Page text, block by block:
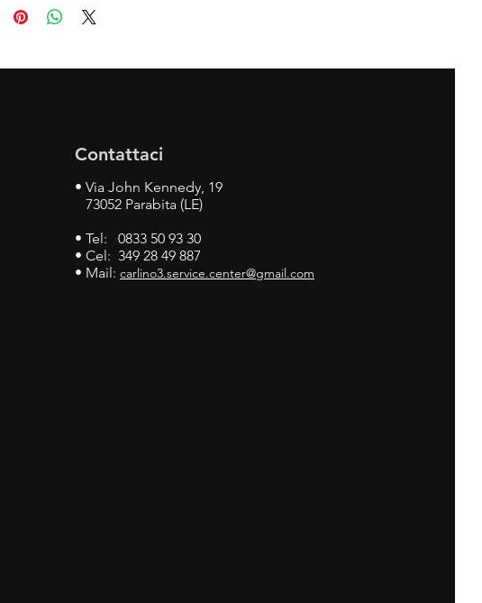
Contattaci
• Via John Kennedy, 19
73052 Parabita (LE)
• Tel: 0833 50 93 30
• Cel: 349 28 49 887
• Mail: carlino3.service.center@gmail.com